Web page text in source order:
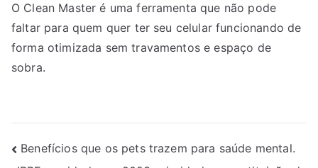
O Clean Master é uma ferramenta que não pode
faltar para quem quer ter seu celular funcionando de
forma otimizada sem travamentos e espaço de
sobra.
Navegação
Benefícios que os pets trazem para saúde mental.